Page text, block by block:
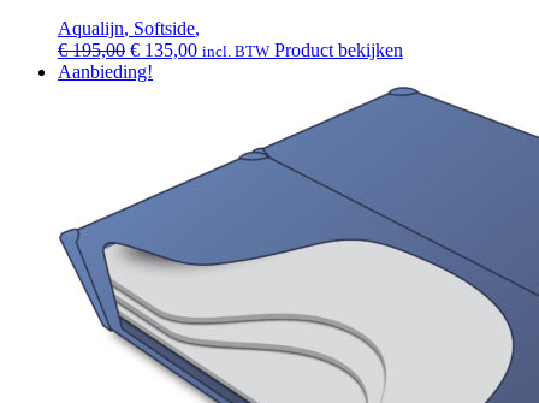
Aqualijn, Softside,
€195,00 Oorspronkelijke
prijs
€ 135,00Huidige
incl. BTW Product bekijken
Aanbieding!